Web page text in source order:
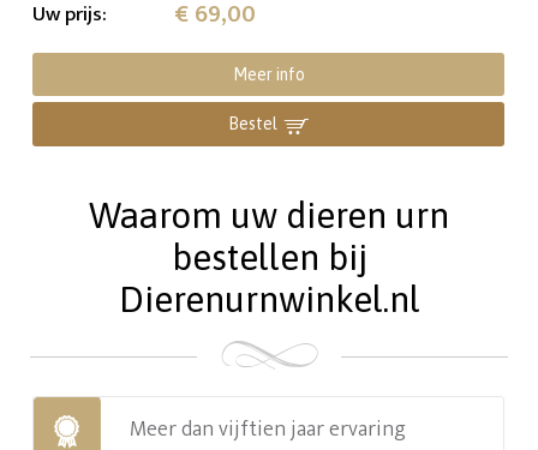
Uw prijs: € 69,00
Meer info
Bestel
Waarom uw dieren urn
bestellen bij
Dierenurnwinkel.nl
Meer dan vijftien jaar ervaring